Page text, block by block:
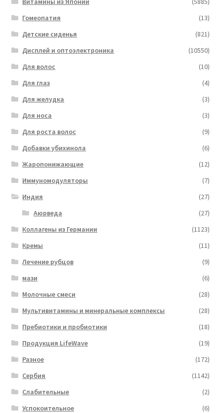
Гомеопатия
(13)
Детские сиденья
(821)
Дисплей и оптоэлектроника
(10550)
Для волос
(10)
Для глаз
(4)
Для желудка
(3)
Для носа
(3)
Для роста волос
(9)
Добавки убихинола
(6)
Жаропонижающие
(12)
Иммуномодуляторы
(7)
Индия
(27)
Аюрведа
(27)
Коллагены из Германии
(1123)
Кремы
(11)
Лечение рубцов
(9)
мази
(6)
Молочные смеси
(28)
Мультивитамины и минеральные комплексы
(28)
Пребиотики и пробиотики
(18)
Продукция LifeWave
(19)
Разное
(172)
Сербия
(1142)
Слабительные
(2)
Успокоительное
(6)